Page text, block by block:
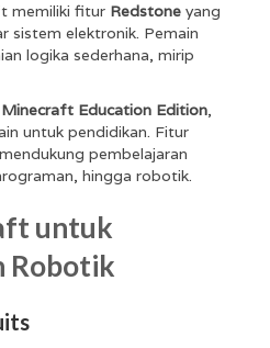
memiliki fitur Redstone yang
sistem elektronik. Pemain
logika sederhana, mirip
Minecraft Education Edition,
untuk pendidikan. Fitur
pembelajaran
hingga robotik.
untuk
Robotik